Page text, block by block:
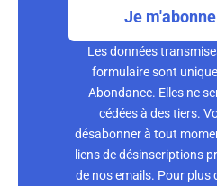
Je
Les données
formulaire sont
Abondance. Elles ne
cédées à des tiers.
désabonner à tout
liens de désinscriptions
de nos emails. Pour plus